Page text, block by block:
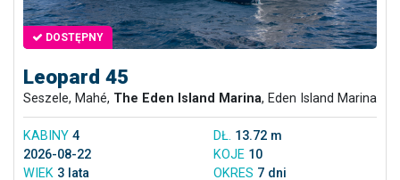
DOSTĘPNY
Leopard 45
Seszele, Mahé, The Eden Island Marina, Eden Island Marina
KABINY 4 DŁ. 13.72 m
2026-08-22
KOJE 10
WIEK 3 lata OKRES 7 dni